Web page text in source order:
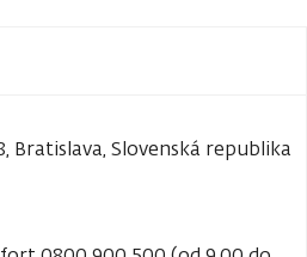
Bratislava, Slovenská republika